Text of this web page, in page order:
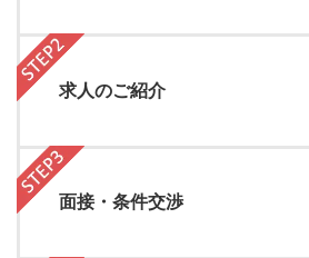
求人のご紹介
面接・条件交渉